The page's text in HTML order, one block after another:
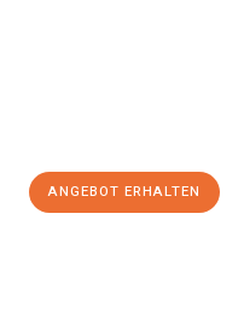
ANGEBOT ERHALTEN